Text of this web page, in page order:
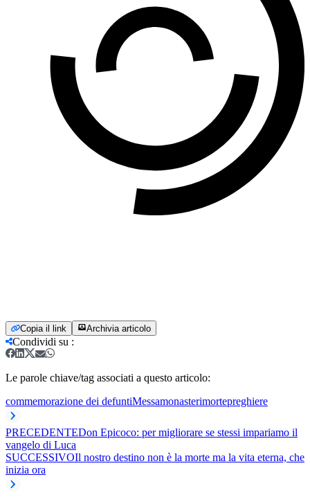
Copia il link Archivia articolo
Condividi su :
Le parole chiave/tag associati a questo articolo:
commemorazione dei defuntiMessamonasterimortepreghiere
PRECEDENTEDon Epicoco: per migliorare se stessi impariamo il
vangelo di Luca
SUCCESSIVOIl nostro destino non è la morte ma la vita eterna, che
inizia ora